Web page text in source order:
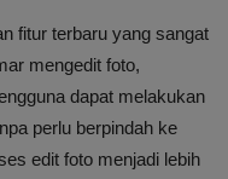
fitur terbaru yang sangat
mengedit foto,
dapat melakukan
perlu berpindah ke
edit foto menjadi lebih